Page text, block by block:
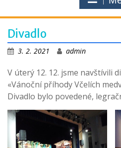
Divadlo
3. 2. 2021 admin
V úterý 12. 12. jsme navštívili
«Vánoční příhody Včelích
Divadlo bylo povedené,